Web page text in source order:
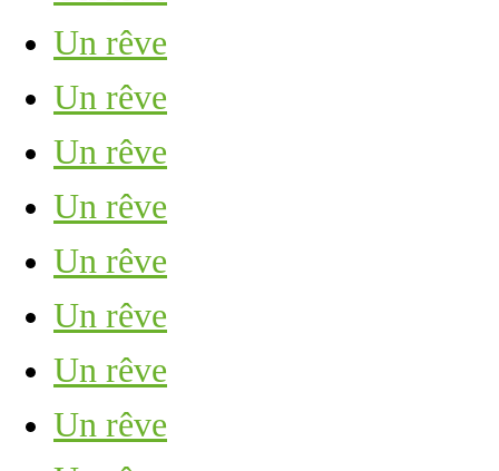
Un rêve
Un rêve
Un rêve
Un rêve
Un rêve
Un rêve
Un rêve
Un rêve